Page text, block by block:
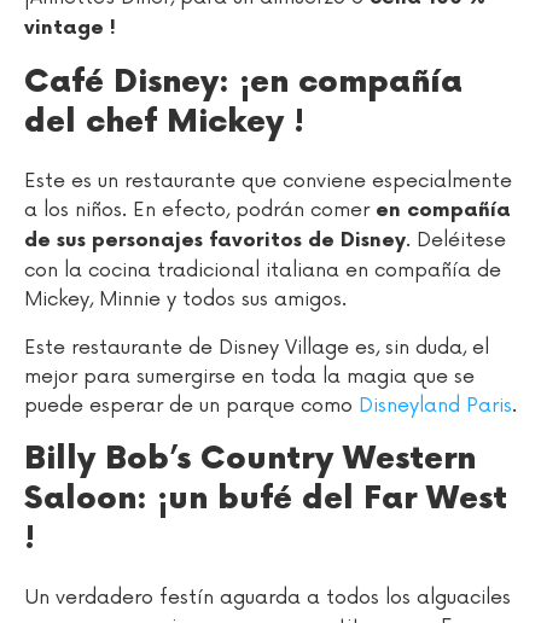
vintage !
Café Disney: ¡en compañía
del chef Mickey !
Este es un restaurante que conviene especialmente
a los niños. En efecto, podrán comer en compañía
de sus personajes favoritos de Disney. Deléitese
con la cocina tradicional italiana en compañía de
Mickey, Minnie y todos sus amigos.
Este restaurante de Disney Village es, sin duda, el
mejor para sumergirse en toda la magia que se
puede esperar de un parque como Disneyland Paris.
Billy Bob’s Country Western
Saloon: ¡un bufé del Far West
!
Un verdadero festín aguarda a todos los alguaciles